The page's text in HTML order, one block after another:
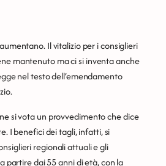
Il vitalizio per i consiglieri
mantenuto ma ci si inventa anche
nel testo dell’emendamento
si vota un provvedimento che dice
I benefici dei tagli, infatti, si
regionali attuali e gli
partire dai 55 anni di età, con la